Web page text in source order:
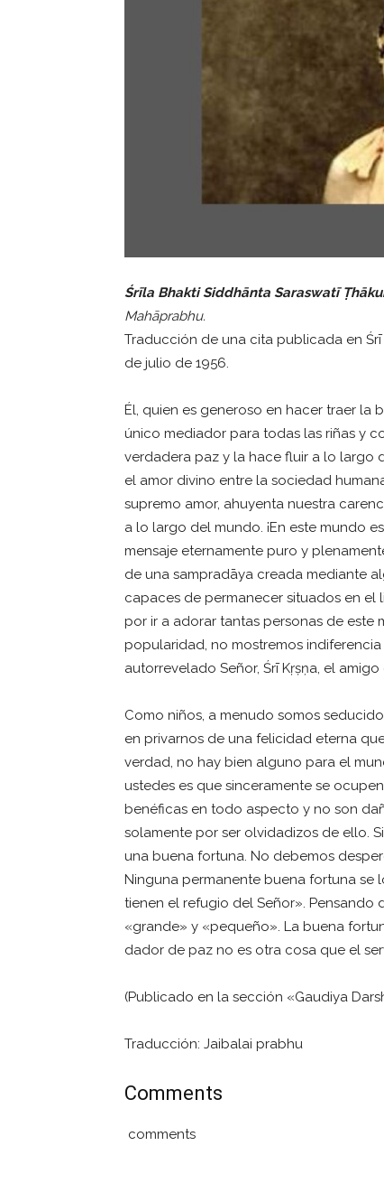
Śrīla Bhakti Siddhānta Saraswatī
Mahāprabhu.
Traducción de una cita publicada en
de julio de 1956.
Él, quien es generoso en hacer traer la
único mediador para todas las riñas y
verdadera paz y la hace fluir a lo largo
el amor divino entre la sociedad
supremo amor, ahuyenta nuestra
a lo largo del mundo. ¡En este mundo
mensaje eternamente puro y
de una sampradāya creada mediante
capaces de permanecer situados en el
por ir a adorar tantas personas de este
popularidad, no mostremos
autorrevelado Señor, Śrī Kṛṣṇa, el amigo
Como niños, a menudo somos
en privarnos de una felicidad eterna
verdad, no hay bien alguno para el
ustedes es que sinceramente se
benéficas en todo aspecto y no son
solamente por ser olvidadizos de ello.
una buena fortuna. No debemos
Ninguna permanente buena fortuna se
tienen el refugio del Señor». Pensando
«grande» y «pequeño». La buena
dador de paz no es otra cosa que el
(Publicado en la sección «Gaudiya
Traducción: Jaibalai prabhu
Comments
comments